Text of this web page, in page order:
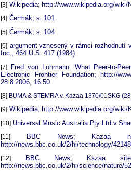
[3] Wikipedia; http://www.wikipedia.org/
[4] Čermák; s. 101
[5] Čermák; s. 104
[6] argument vznesený v rámci rozhodnutí
Inc., 464 U.S. 417 (1984)
[7]
Fred von Lohmann: What Peer-to-
Electronic Frontier Foundation; http://
28.8.2006, 16:50
[8] BUMA & STEMRA v. Kazaa 1370/01SKG
[9] Wikipedia; http://www.wikipedia.org/
[10] Universal Music Australia Pty Ltd v
[11]
BBC News; Kazaa hit
http://news.bbc.co.uk/2/hi/technology/
[12]
BBC News; Kazaa site
http://news.bbc.co.uk/2/hi/science/nature/